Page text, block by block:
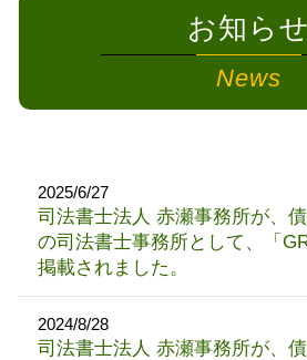
お知らせ
News
2025/6/27
司法書士法人 赤瀬事務所が、
の司法書士事務所として、「
掲載されました。
2024/8/28
司法書士法人 赤瀬事務所が、